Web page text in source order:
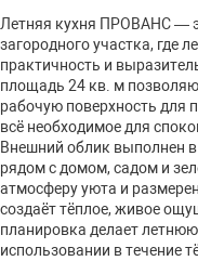
Летняя кухня ПРОВАНС —
загородного участка, где
практичность и
площадь 24 кв. м
рабочую поверхность для
всё необходимое для
Внешний облик выполнен
рядом с домом, садом и
атмосферу уюта и
создаёт тёплое, живое
планировка делает
использовании в течение